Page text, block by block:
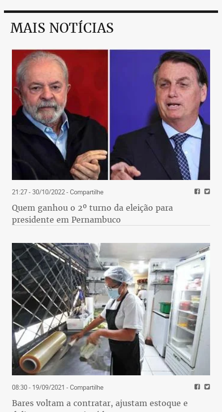
MAIS NOTÍCIAS
21:27 - 30/10/2022- Compartilhe
Quem ganhou o 2º turno da eleição para
presidente em Pernambuco
08:30 - 19/09/2021 - Compartilhe
Bares voltam a contratar, ajustam estoque e